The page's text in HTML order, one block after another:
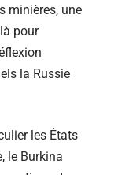
minières, une
pour
la Russie
les États
le Burkina